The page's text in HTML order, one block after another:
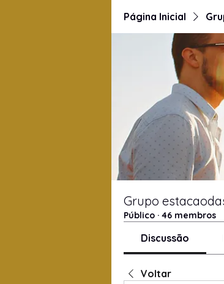
Página Inicial
Grupo
Público · 46 membros
Discussão
Voltar